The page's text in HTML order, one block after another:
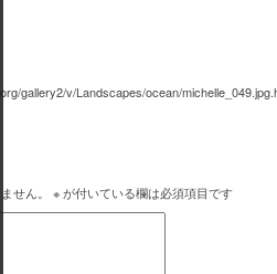
gallery2/v/Landscapes/ocean/
せん。 ※が付いている欄は必須項目です